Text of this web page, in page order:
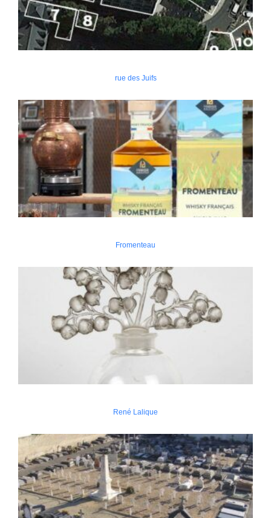
rue des Juifs
Fromenteau
René Lalique